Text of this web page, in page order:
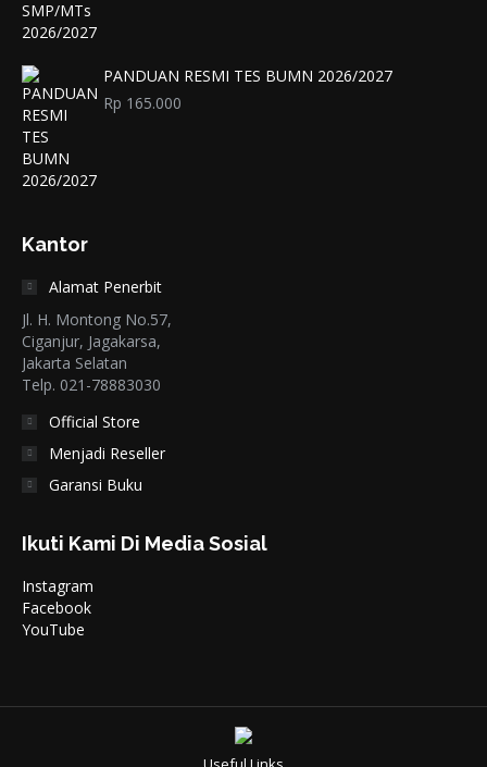
PANDUAN RESMI TES BUMN 2026/2027
Rp 165.000
Kantor
Alamat Penerbit
Jl. H. Montong No.57,
Ciganjur, Jagakarsa,
Jakarta Selatan
Telp. 021-78883030
Official Store
Menjadi Reseller
Garansi Buku
Ikuti Kami Di Media Sosial
Instagram
Facebook
YouTube